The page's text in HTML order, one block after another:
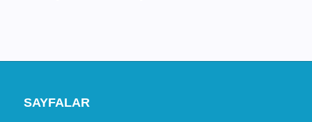
SAYFALAR